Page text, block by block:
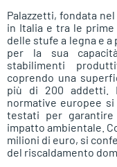
Palazzetti, fondata nel
in Italia e tra le
delle stufe a legna e a
per la sua
stabilimenti
coprendo una
più di 200 addetti.
normative europee
testati per garantire
impatto ambientale.
milioni di euro, si
del riscaldamento